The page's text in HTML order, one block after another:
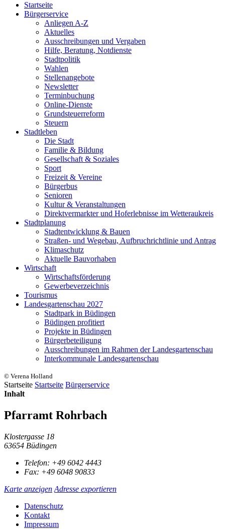
Startseite
Bürgerservice
Anliegen A-Z
Aktuelles
Ausschreibungen und Vergaben
Hilfe, Beratung, Notdienste
Stadtpolitik
Wahlen
Stellenangebote
Newsletter
Terminbuchung
Online-Dienste
Grundsteuerreform
Steuern
Stadtleben
Die Stadt
Familie & Bildung
Gesellschaft & Soziales
Sport
Freizeit & Vereine
Bürgerbus
Senioren
Kultur & Veranstaltungen
Direktvermarkter und Hoferlebnisse im Wetteraukreis
Stadtplanung
Stadtentwicklung & Bauen
Straßen- und Wegebau, Aufbruchrichtlinie und Antrag
Klimaschutz
Aktuelle Bauvorhaben
Wirtschaft
Wirtschaftsförderung
Gewerbeverzeichnis
Tourismus
Landesgartenschau 2027
Stadtpark in Büdingen
Büdingen profitiert
Projekte in Büdingen
Bürgerbeteiligung
Ausschreibungen im Rahmen der Landesgartenschau
Interkommunale Landesgartenschau
© Verena Holland
Startseite Startseite Bürgerservice
Inhalt
Pfarramt Rohrbach
Klostergasse 18
63654 Büdingen
Telefon: +49 6042 4443
Fax: +49 6048 90833
Karte anzeigen Adresse exportieren
Datenschutz
Kontakt
Impressum